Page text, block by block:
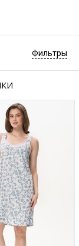
Фильтры